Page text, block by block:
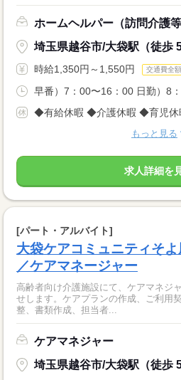
ホームヘルパー（訪問介護等
埼玉県越谷市/大袋駅（徒歩 5
時給1,350円～1,550円 交通費全
早番）7：00〜16：00 日勤）8
◆有給休暇 ◆介護休暇 ◆育児休
もっと見る
求人詳細を
[パート・アルバイト]
大袋ケアコミュニティそ
／ケアマネージャー
高齢者向け介護施設にて、ケアマネジ
せします。ケアプランの作成、ご利用
整、書類作成、担当者...
ケアマネジャー
埼玉県越谷市/大袋駅（徒歩 5